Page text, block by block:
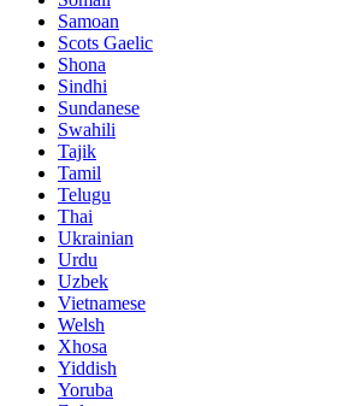
Samoan
Scots Gaelic
Shona
Sindhi
Sundanese
Swahili
Tajik
Tamil
Telugu
Thai
Ukrainian
Urdu
Uzbek
Vietnamese
Welsh
Xhosa
Yiddish
Yoruba